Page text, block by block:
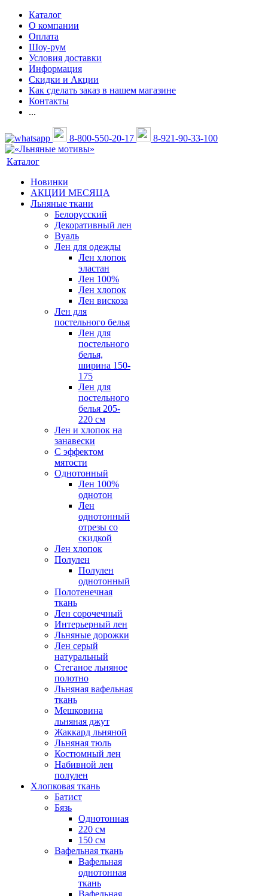
Каталог
О компании
Оплата
Шоу-рум
Условия доставки
Информация
Скидки и Акции
Как сделать заказ в нашем магазине
Контакты
...
8-800-550-20-17 8-921-90-33-100
Каталог
Новинки
АКЦИИ МЕСЯЦА
Льняные ткани
Белорусский
Декоративный лен
Вуаль
Лен для одежды
Лен хлопок
эластан
Лен 100%
Лен хлопок
Лен вискоза
Лен для
постельного белья
Лен для
постельного
белья,
ширина 150-
175
Лен для
постельного
белья 205-
220 см
Лен и хлопок на
занавески
С эффектом
мятости
Однотонный
Лен 100%
однотон
Лен
однотонный
отрезы со
скидкой
Лен хлопок
Полулен
Полулен
однотонный
Полотенечная
ткань
Лен сорочечный
Интерьерный лен
Льняные дорожки
Лен серый
натуральный
Стеганое льняное
полотно
Льняная вафельная
ткань
Мешковина
льняная джут
Жаккард льняной
Льняная тюль
Костюмный лен
Набивной лен
полулен
Хлопковая ткань
Батист
Бязь
Однотонная
220 см
150 см
Вафельная ткань
Вафельная
однотонная
ткань
Вафельная